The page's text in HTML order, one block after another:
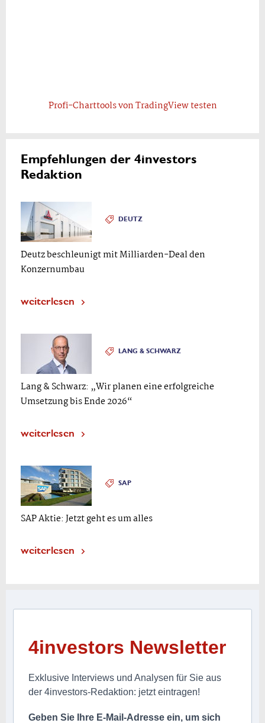
Profi-Charttools von TradingView testen
Empfehlungen der 4investors
Redaktion
DEUTZ
Deutz beschleunigt mit Milliarden-Deal den
Konzernumbau
weiterlesen
LANG & SCHWARZ
Lang & Schwarz: „Wir planen eine erfolgreiche
Umsetzung bis Ende 2026“
weiterlesen
SAP
SAP Aktie: Jetzt geht es um alles
weiterlesen
4investors Newsletter
Exklusive Interviews und Analysen für Sie aus
der 4investors-Redaktion: jetzt eintragen!
Geben Sie Ihre E-Mail-Adresse ein, um sich